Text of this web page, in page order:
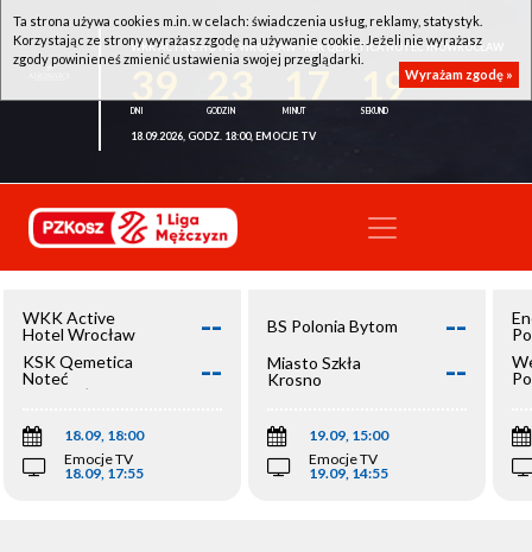
WKK ACTIVE HOTEL WROCŁAW - KSK QEMETICA NOTEĆ INOWROCŁAW
19
18.09.2026, GODZ. 18:00, EMOCJE TV
WKK Active
Hotel Wrocław
--
KSK Qemetica
Noteć
Inowrocław
--
18.09, 18:00
Emocje TV
18.09, 17:55
BS Polonia Bytom --
Miasto Szkła
Krosno
--
19.09, 15:00
Emocje TV
19.09, 14:55
Ta strona używa cookies m.in. w celach: świadczenia usług, reklamy, statystyk.
Korzystając ze strony wyrażasz zgodę na używanie cookie. Jeżeli nie wyrażasz
zgody powinieneś zmienić ustawienia swojej przeglądarki.
Wyrażam zgodę »